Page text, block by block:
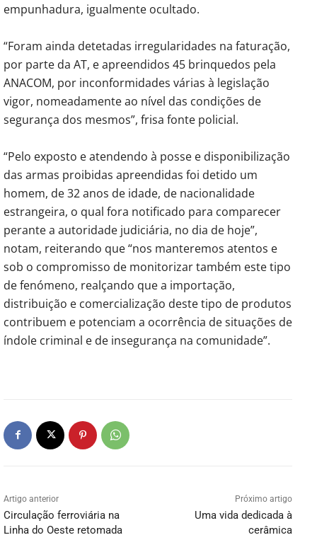
empunhadura, igualmente ocultado.
“Foram ainda detetadas irregularidades na faturação,
por parte da AT, e apreendidos 45 brinquedos pela
ANACOM, por inconformidades várias à legislação
vigor, nomeadamente ao nível das condições de
segurança dos mesmos”, frisa fonte policial.
“Pelo exposto e atendendo à posse e disponibilização
das armas proibidas apreendidas foi detido um
homem, de 32 anos de idade, de nacionalidade
estrangeira, o qual fora notificado para comparecer
perante a autoridade judiciária, no dia de hoje”,
notam, reiterando que “nos manteremos atentos e
sob o compromisso de monitorizar também este tipo
de fenómeno, realçando que a importação,
distribuição e comercialização deste tipo de produtos
contribuem e potenciam a ocorrência de situações de
índole criminal e de insegurança na comunidade”.
Artigo anterior
Circulação ferroviária na
Linha do Oeste retomada
Próximo artigo
Uma vida dedicada à
cerâmica